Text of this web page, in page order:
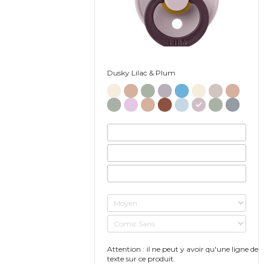
Dusky Lilac & Plum
Attention : il ne peut y avoir qu'une ligne de
texte sur ce produit.